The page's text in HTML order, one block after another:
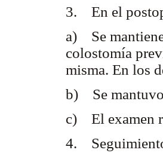
3. En el
a) Se
colostomía
misma. En los
b) Se mantuvo
c) El examen
4.